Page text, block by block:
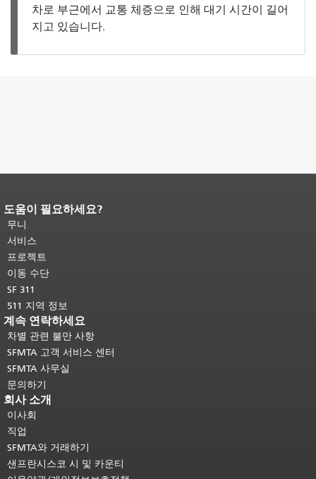
차로 부근에서 교통 체증으로 인해 대기 시간이 길어
지고 있습니다.
페이지 내용 끝입니다.이 페이지의 나
머지 내용은 모든 페이지에 반복됩니
다.메인 콘텐츠 상단으로 돌아가려면
여기를 클릭하십시오
도움이 필요하세요?
무니
서비스
프로젝트
이동 수단
SF 311
511 지역 정보
계속 연락하세요
차별 관련 불만 사항
SFMTA 고객 서비스 센터
SFMTA 사무실
문의하기
회사 소개
이사회
직업
SFMTA와 거래하기
샌프란시스코 시 및 카운티